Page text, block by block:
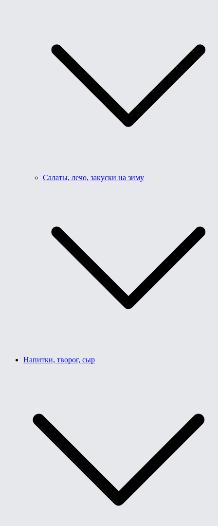
Салаты, лечо, закуски на зиму
Напитки, творог, сыр